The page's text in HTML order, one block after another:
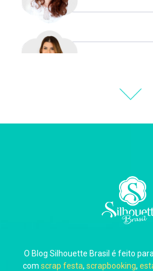
Carla
Carol Pessoa
O Blog Silhouette Brasil é feito
com scrap festa, scrapbooking,